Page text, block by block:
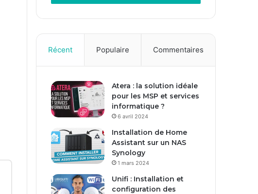
e
o
t
e
d
r
e
s
e
m
i
l
Récent Populaire Commentaires
Atera : la solution idéale
pour les MSP et services
informatique ?
6 avril 2024
Installation de Home
Assistant sur un NAS
Synology
1 mars 2024
Unifi : Installation et
configuration des